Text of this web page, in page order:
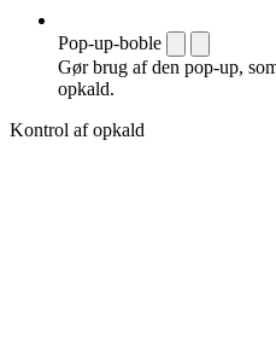
Pop-up-boble
Gør brug af den pop-up,
opkald.
Kontrol af opkald